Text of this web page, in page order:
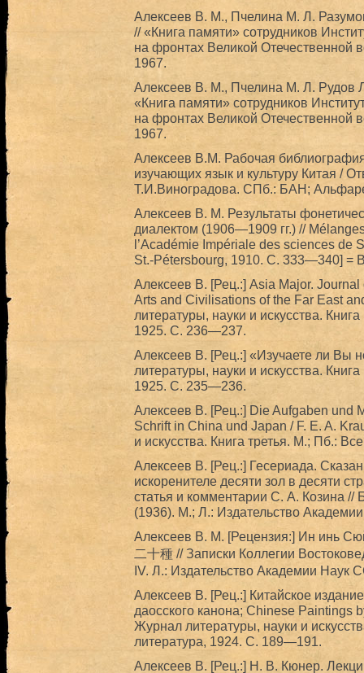
Алексеев В. М., Пчелина М. Л.
// «Книга памяти» сотрудников
на фронтах Великой Отечественной
1967.
Алексеев В. М., Пчелина М. Л. Рудов
«Книга памяти» сотрудников
на фронтах Великой Отечественной
1967.
Алексеев В.М. Рабочая
изучающих язык и культуру Китая /
Т.И.Виноградова. СПб.: БАН;
Алексеев В. М. Результаты
диалектом (1906—1909 гг.) //
l’Académie Impériale des sciences de
St.-Pétersbourg, 1910. С. 333—340] =
Алексеев В. [Рец.:] Asia Major.
Arts and Civilisations of the Far East
литературы, науки и искусства.
1925. С. 236—237.
Алексеев В. [Рец.:] «Изучаете ли Вы
литературы, науки и искусства.
1925. С. 235—236.
Алексеев В. [Рец.:] Die Aufgaben und
Schrift in China und Japan / F. E. A.
и искусства. Книга третья. М.; Пб.:
Алексеев В. [Рец.:] Гесериада.
искоренителе десяти зол в десяти
статья и комментарии С. А. Козина //
(1936). М.; Л.: Издательство
Алексеев В. М. [Рецензия:] Ин инь
二十種 // Записки Коллегии
IV. Л.: Издательство Академии
Алексеев В. [Рец.:] Китайское
даосского канона; Chinese Paintings
Журнал литературы, науки и
литература, 1924. С. 189—191.
Алексеев В. [Рец.:] Н. В. Кюнер.